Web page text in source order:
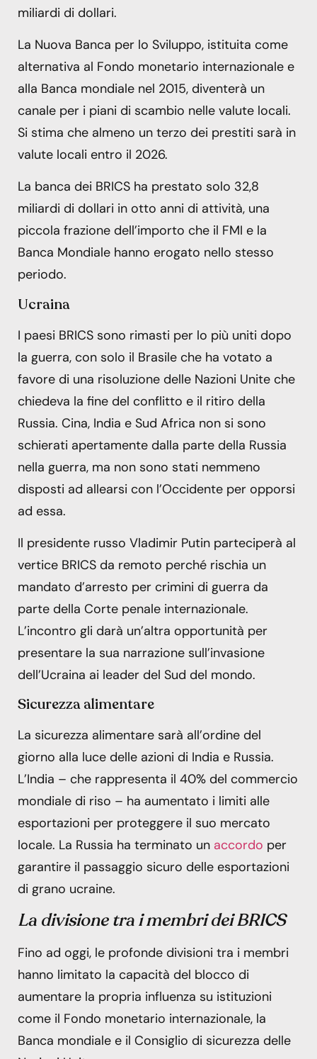
miliardi di dollari.
La Nuova Banca per lo Sviluppo, istituita come
alternativa al Fondo monetario internazionale e
alla Banca mondiale nel 2015, diventerà un
canale per i piani di scambio nelle valute locali.
Si stima che almeno un terzo dei prestiti sarà in
valute locali entro il 2026.
La banca dei BRICS ha prestato solo 32,8
miliardi di dollari in otto anni di attività, una
piccola frazione dell’importo che il FMI e la
Banca Mondiale hanno erogato nello stesso
periodo.
Ucraina
I paesi BRICS sono rimasti per lo più uniti dopo
la guerra, con solo il Brasile che ha votato a
favore di una risoluzione delle Nazioni Unite che
chiedeva la fine del conflitto e il ritiro della
Russia. Cina, India e Sud Africa non si sono
schierati apertamente dalla parte della Russia
nella guerra, ma non sono stati nemmeno
disposti ad allearsi con l’Occidente per opporsi
ad essa.
Il presidente russo Vladimir Putin parteciperà al
vertice BRICS da remoto perché rischia un
mandato d’arresto per crimini di guerra da
parte della Corte penale internazionale.
L’incontro gli darà un’altra opportunità per
presentare la sua narrazione sull’invasione
dell’Ucraina ai leader del Sud del mondo.
Sicurezza alimentare
La sicurezza alimentare sarà all’ordine del
giorno alla luce delle azioni di India e Russia.
L’India – che rappresenta il 40% del commercio
mondiale di riso – ha aumentato i limiti alle
esportazioni per proteggere il suo mercato
locale. La Russia ha terminato un accordo per
garantire il passaggio sicuro delle esportazioni
di grano ucraine.
La divisione tra i membri dei BRICS
Fino ad oggi, le profonde divisioni tra i membri
hanno limitato la capacità del blocco di
aumentare la propria influenza su istituzioni
come il Fondo monetario internazionale, la
Banca mondiale e il Consiglio di sicurezza delle